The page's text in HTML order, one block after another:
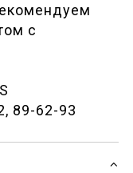
с
89-62-93